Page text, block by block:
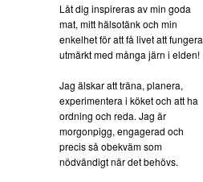
Låt dig inspireras av min goda
mat, mitt hälsotänk och min
enkelhet för att få livet att fungera
utmärkt med många järn i elden!
Jag älskar att träna, planera,
experimentera i köket och att ha
ordning och reda. Jag är
morgonpigg, engagerad och
precis så obekväm som
nödvändigt när det behövs.